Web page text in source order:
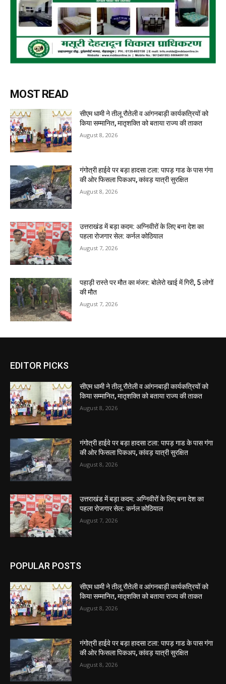
MOST READ
सीएम धामी ने तीलू रौतेली व आंगनबाड़ी कार्यकत्रियों को
किया सम्मानित, मातृशक्ति को बताया राज्य की ताकत
August 8, 2026
गंगोत्री हाईवे पर बड़ा हादसा टला: पापड़ गाड के पास गंगा
की ओर फिसला पिकअप, कांवड़ यात्री सुरक्षित
August 8, 2026
उत्तराखंड में बड़ा कदम: अग्निवीरों के लिए बना देश का
पहला रोजगार सेल: कर्नल कोठियाल
August 7, 2026
पहाड़ी रास्ते पर मौत का मंजर: बोलेरो खाई में गिरी, 5 लोगों
की मौत
August 7, 2026
EDITOR PICKS
सीएम धामी ने तीलू रौतेली व आंगनबाड़ी कार्यकत्रियों को
किया सम्मानित, मातृशक्ति को बताया राज्य की ताकत
August 8, 2026
गंगोत्री हाईवे पर बड़ा हादसा टला: पापड़ गाड के पास गंगा
की ओर फिसला पिकअप, कांवड़ यात्री सुरक्षित
August 8, 2026
उत्तराखंड में बड़ा कदम: अग्निवीरों के लिए बना देश का
पहला रोजगार सेल: कर्नल कोठियाल
August 7, 2026
POPULAR POSTS
सीएम धामी ने तीलू रौतेली व आंगनबाड़ी कार्यकत्रियों को
किया सम्मानित, मातृशक्ति को बताया राज्य की ताकत
August 8, 2026
गंगोत्री हाईवे पर बड़ा हादसा टला: पापड़ गाड के पास गंगा
की ओर फिसला पिकअप, कांवड़ यात्री सुरक्षित
August 8, 2026